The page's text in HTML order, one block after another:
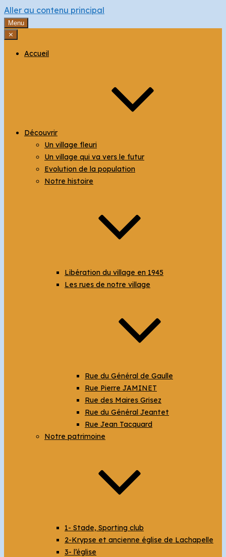
Aller au contenu principal
Menu
⨯
Accueil
Découvrir
Un village fleuri
Un village qui va vers le futur
Evolution de la population
Notre histoire
Libération du village en 1945
Les rues de notre village
Rue du Général de Gaulle
Rue Pierre JAMINET
Rue des Maires Grisez
Rue du Général Jeantet
Rue Jean Tacquard
Notre patrimoine
1- Stade, Sporting club
2-Krypse et ancienne église de Lachapelle
3- l’église